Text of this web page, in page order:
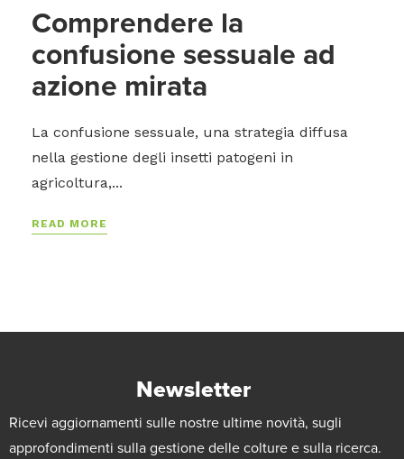
Comprendere la
confusione sessuale ad
azione mirata
La confusione sessuale, una strategia diffusa
nella gestione degli insetti patogeni in
agricoltura,...
READ MORE
Newsletter
Ricevi aggiornamenti sulle nostre ultime novità, sugli
approfondimenti sulla gestione delle colture e sulla ricerca.